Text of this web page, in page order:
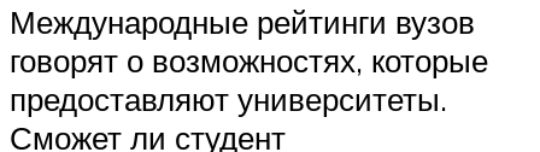
Международные рейтинги вузов
говорят о возможностях, которые
предоставляют университеты.
Сможет ли студент